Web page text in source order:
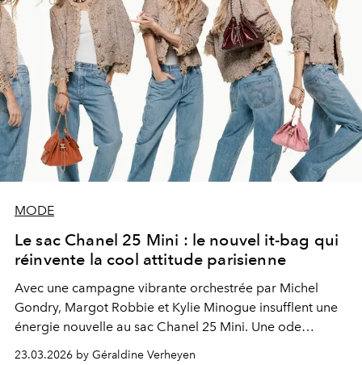
MODE
Le sac Chanel 25 Mini : le nouvel it-bag qui
réinvente la cool attitude parisienne
Avec une campagne vibrante orchestrée par Michel
Gondry, Margot Robbie et Kylie Minogue insufflent une
énergie nouvelle au sac Chanel 25 Mini. Une ode
contemporaine à la femme plurielle, libre et résolument
23.03.2026 by Géraldine Verheyen